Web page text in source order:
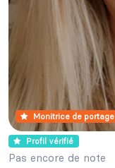
Monitrice de portage
Profil vérifié
Pas encore de note